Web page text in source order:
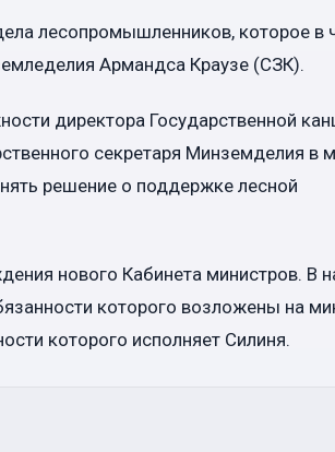
лесопромышленников, которое в
Армандса Краузе (СЗК).
директора Государственной
секретаря Минземделия в
решение о поддержке лесной
нового Кабинета министров. В
которого возложены на
которого исполняет Силиня.